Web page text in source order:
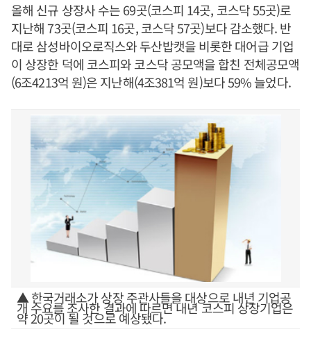
올해 신규 상장사 수는 69곳(코스피 14곳, 코스닥 55곳)로
지난해 73곳(코스피 16곳, 코스닥 57곳)보다 감소했다. 반
대로 삼성바이오로직스와 두산밥캣을 비롯한 대어급 기업
이 상장한 덕에 코스피와 코스닥 공모액을 합친 전체공모액
(6조4213억 원)은 지난해(4조381억 원)보다 59% 늘었다.
▲ 한국거래소가 상장 주관사들을 대상으로 내년 기업공
개 수요를 조사한 결과에 따르면 내년 코스피 상장기업은
약 20곳이 될 것으로 예상됐다.